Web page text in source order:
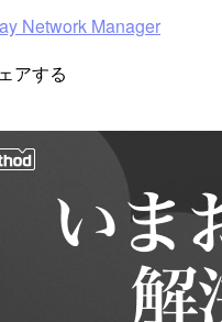
Network Manager
アする